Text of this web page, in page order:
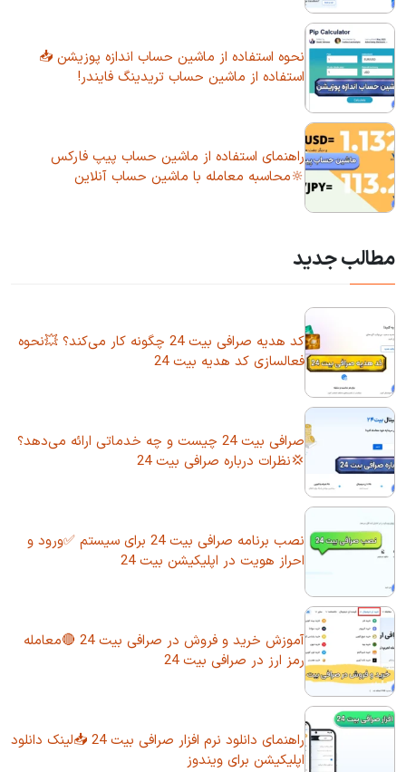
نحوه استفاده از ماشین حساب اندازه پوزیشن 📥
استفاده از ماشین حساب تریدینگ فایندر!
راهنمای استفاده از ماشین حساب پیپ فارکس
🔆محاسبه معامله با ماشین حساب آنلاین
مطالب جدید
کد هدیه صرافی بیت 24 چگونه کار می‌کند؟ 💥نحوه
فعالسازی کد هدیه بیت 24
صرافی بیت 24 چیست و چه خدماتی ارائه می‌دهد؟
💢نظرات درباره صرافی بیت 24
نصب برنامه صرافی بیت 24 برای سیستم ✅ورود و
احراز هویت در اپلیکیشن بیت 24
آموزش خرید و فروش در صرافی بیت 24 🔴معامله
رمز ارز در صرافی بیت 24
راهنمای دانلود نرم افزار صرافی بیت 24 📥لینک دانلود
اپلیکیشن برای ویندوز